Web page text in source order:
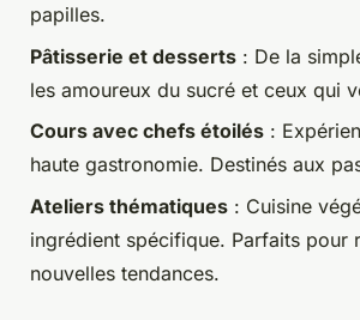
papilles.
Pâtisserie et desserts : De la
les amoureux du sucré et ceux qui
Cours avec chefs étoilés :
haute gastronomie. Destinés aux
Ateliers thématiques : Cuisine
ingrédient spécifique. Parfaits
nouvelles tendances.